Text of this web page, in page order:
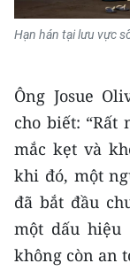
Media Môi
Infographic
TIN MỚI
TIN ĐỊA
Trung du và
Hạn hán tại lưu vực
Ông Josue
cho biết: “Rất
mắc kẹt và
khi đó, một
đã bắt đầu
một dấu hiệu
không còn an